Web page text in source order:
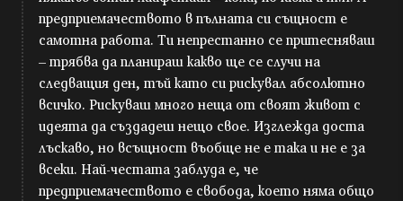
предприемачеството в пълната си същност е
самотна работа. Ти непрестанно се притесняваш
– трябва да планираш какво ще се случи на
следващия ден, тъй като си рискувал абсолютно
всичко. Рискуваш много неща от своят живот с
идеята да създадеш нещо свое. Изглежда доста
лъскаво, но всъщност въобще не е така и не е за
всеки. Най-честата заблуда е, че
предприемачеството е свобода, което няма общо